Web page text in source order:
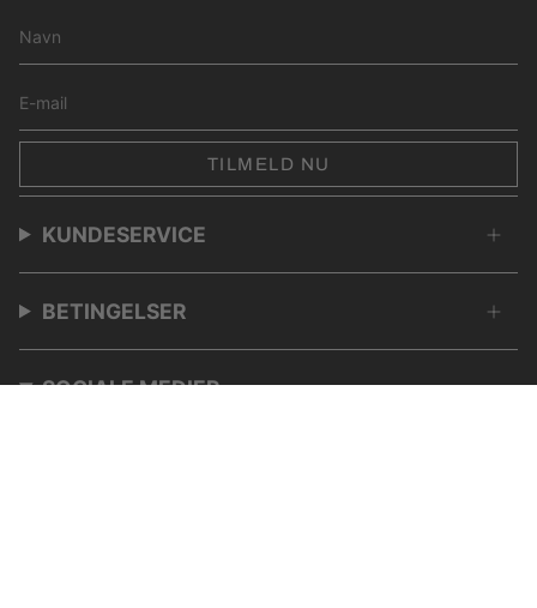
TILMELD NU
KUNDESERVICE
BETINGELSER
SOCIALE MEDIER